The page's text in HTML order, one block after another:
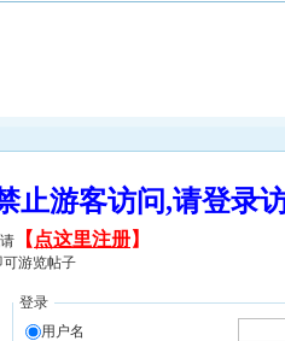
止游客访问,请登
【 点这里注册】
游览帖子
登录
用户名